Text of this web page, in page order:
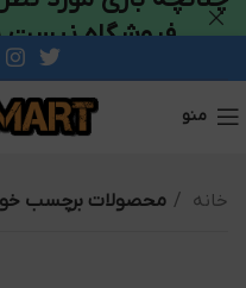
منو
خانه محصولات برچسب
فروشگاه نیست